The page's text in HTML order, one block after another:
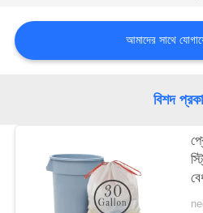
কেস
PRIVACY
POLICY
আমাদের সাথে
বিশদ